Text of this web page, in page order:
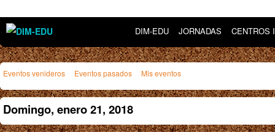
DIM-EDU JORNADAS CENTROS
Eventos venideros Eventos pasados Mis eventos
Domingo, enero 21, 2018